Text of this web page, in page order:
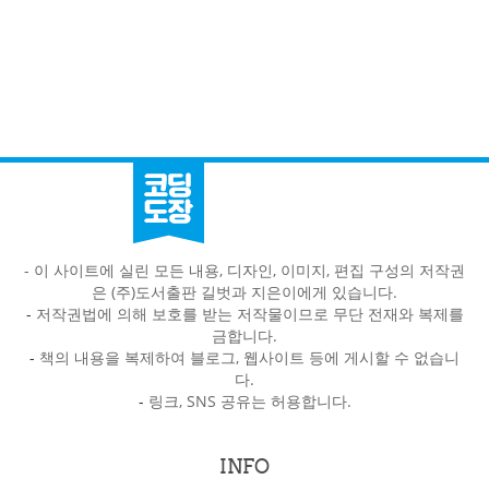
- 이 사이트에 실린 모든 내용, 디자인, 이미지, 편집 구성의 저작권
은 (주)도서출판 길벗과 지은이에게 있습니다.
- 저작권법에 의해 보호를 받는 저작물이므로 무단 전재와 복제를
금합니다.
- 책의 내용을 복제하여 블로그, 웹사이트 등에 게시할 수 없습니
다.
- 링크, SNS 공유는 허용합니다.
INFO